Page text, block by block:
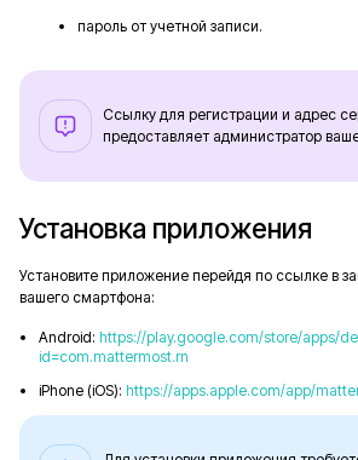
пароль от учетной записи.
Ссылку для регистрации и адрес
предоставляет администратор
Установка приложения
Установите приложение перейдя по ссылке в
вашего смартфона:
Android: https://play.google.com/store/apps/
id=com.mattermost.rn
iPhone (iOS): https://apps.apple.com/app/